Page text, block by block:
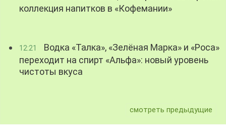
коллекция напитков в «Кофемании»
12:21
Водка «Талка», «Зелёная Марка» и «Роса»
переходит на спирт «Альфа»: новый уровень
чистоты вкуса
смотреть предыдущие